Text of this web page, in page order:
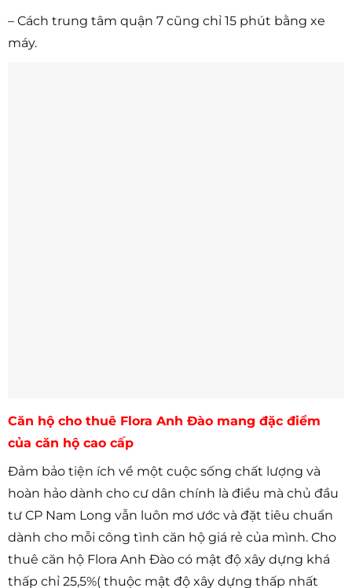
– Cách trung tâm quận 7 cũng chỉ 15 phút bằng xe
máy.
Căn hộ cho thuê Flora Anh Đào mang đặc điểm
của căn hộ cao cấp
Đảm bảo tiện ích về một cuộc sống chất lượng và
hoàn hảo dành cho cư dân chính là điều mà chủ đầu
tư CP Nam Long vẫn luôn mơ ước và đặt tiêu chuẩn
dành cho mỗi công tình căn hộ giá rẻ của mình. Cho
thuê căn hộ Flora Anh Đào có mật độ xây dựng khá
thấp chỉ 25,5%( thuộc mật độ xây dựng thấp nhất